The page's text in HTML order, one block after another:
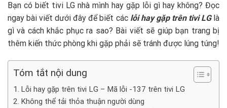
Bạn có biết tivi LG nhà mình hay gặp lỗi gì hay không? Đọc
ngay bài viết dưới đây để biết các lỗi hay gặp trên tivi LGlà
gì và cách khắc phục ra sao? Bài viết sẽ giúp bạn trang bị
thêm kiến thức phòng khi gặp phải sẽ tránh được lúng túng!
Tóm tắt nội dung
Lỗi hay gặp trên tivi LG – Mã lỗi -137 trên tivi LG
Không thể tải thỏa thuận người dùng